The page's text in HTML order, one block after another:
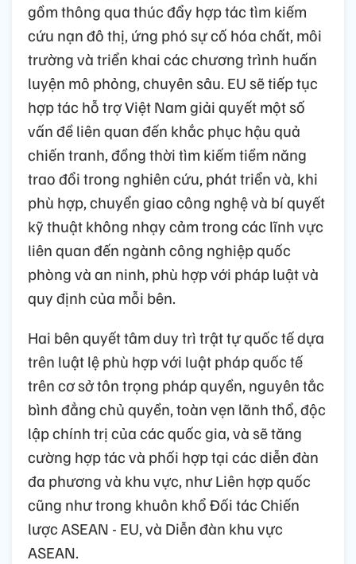
gồm thông qua thúc đẩy hợp tác tìm kiếm
cứu nạn đô thị, ứng phó sự cố hóa chất, môi
trường và triển khai các chương trình huấn
luyện mô phỏng, chuyên sâu. EU sẽ tiếp tục
hợp tác hỗ trợ Việt Nam giải quyết một số
vấn đề liên quan đến khắc phục hậu quả
chiến tranh, đồng thời tìm kiếm tiềm năng
trao đổi trong nghiên cứu, phát triển và, khi
phù hợp, chuyển giao công nghệ và bí quyết
kỹ thuật không nhạy cảm trong các lĩnh vực
liên quan đến ngành công nghiệp quốc
phòng và an ninh, phù hợp với pháp luật và
quy định của mỗi bên.
Hai bên quyết tâm duy trì trật tự quốc tế dựa
trên luật lệ phù hợp với luật pháp quốc tế
trên cơ sở tôn trọng pháp quyền, nguyên tắc
bình đẳng chủ quyền, toàn vẹn lãnh thổ, độc
lập chính trị của các quốc gia, và sẽ tăng
cường hợp tác và phối hợp tại các diễn đàn
đa phương và khu vực, như Liên hợp quốc
cũng như trong khuôn khổ Đối tác Chiến
lược ASEAN - EU, và Diễn đàn khu vực
ASEAN.